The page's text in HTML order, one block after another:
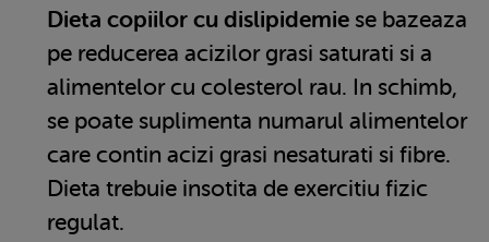
Dieta copiilor cu dislipidemie se bazeaza
pe reducerea acizilor grasi saturati si a
alimentelor cu colesterol rau. In schimb,
se poate suplimenta numarul alimentelor
care contin acizi grasi nesaturati si fibre.
Dieta trebuie insotita de exercitiu fizic
regulat.